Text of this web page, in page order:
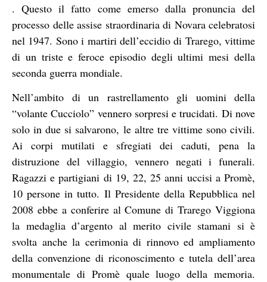
. Questo il fatto come emerso dalla pronuncia del
processo delle assise straordinaria di Novara celebratosi
nel 1947. Sono i martiri dell’eccidio di Trarego, vittime
di un triste e feroce episodio degli ultimi mesi della
seconda guerra mondiale.
Nell’ambito di un rastrellamento gli uomini della
“volante Cucciolo” vennero sorpresi e trucidati. Di nove
solo in due si salvarono, le altre tre vittime sono civili.
Ai corpi mutilati e sfregiati dei caduti, pena la
distruzione del villaggio, vennero negati i funerali.
Ragazzi e partigiani di 19, 22, 25 anni uccisi a Promè,
10 persone in tutto. Il Presidente della Repubblica nel
2008 ebbe a conferire al Comune di Trarego Viggiona
la medaglia d’argento al merito civile stamani si è
svolta anche la cerimonia di rinnovo ed ampliamento
della convenzione di riconoscimento e tutela dell’area
monumentale di Promè quale luogo della memoria.